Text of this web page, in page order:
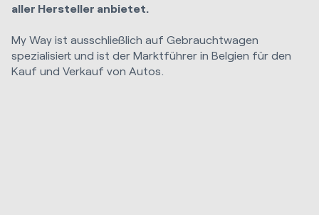
aller Hersteller anbietet.
My Way ist ausschließlich auf Gebrauchtwagen
spezialisiert und ist der Marktführer in Belgien für den
Kauf und Verkauf von Autos.